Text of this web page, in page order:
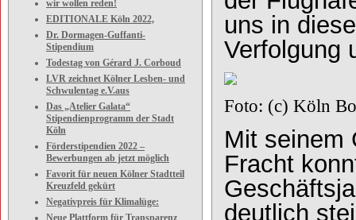
wir wollen reden!
EDITIONALE Köln 2022,
Dr. Dormagen-Guffanti-
Stipendium
Todestag von Gérard J. Corboud
LVR zeichnet Kölner Lesben- und
Schwulentag e.V.aus
Das „Atelier Galata“
Stipendienprogramm der Stadt
Köln
Förderstipendien 2022 –
Bewerbungen ab jetzt möglich
Favorit für neuen Kölner Stadtteil
Kreuzfeld gekürt
Negativpreis für Klimalüge:
Neue Plattform für Transparenz
uns in
Verfolgung
Foto: (c) Köln
Mit seinem
Fracht
deutlich